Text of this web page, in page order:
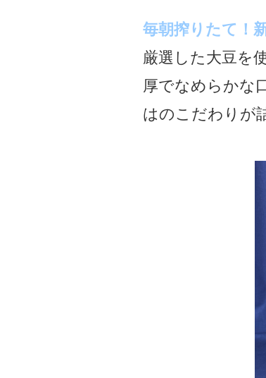
毎朝搾りたて！
厳選した大豆を
厚でなめらかな
はのこだわりが